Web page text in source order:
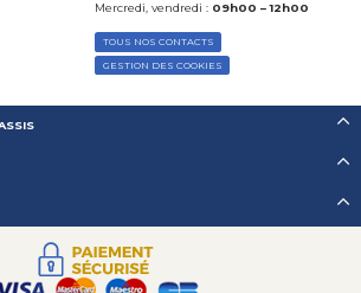
Mercredi, vendredi : 09h00 – 12h00
TOUS NOS CONTACTS
GESTION DES COOKIES